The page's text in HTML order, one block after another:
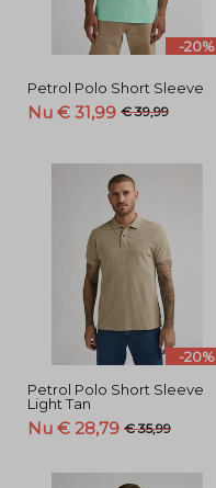
-20%
Petrol Polo Short Sleeve
Nu € 31,99 € 39,99
-20%
Petrol Polo Short Sleeve
Light Tan
Nu € 28,79 € 35,99